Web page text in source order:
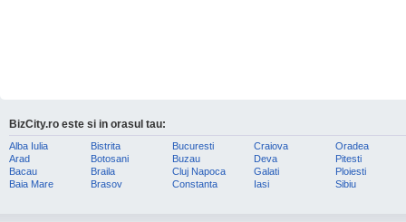
BizCity.ro este si in orasul tau:
Alba Iulia
Arad
Bacau
Baia Mare
Bistrita
Botosani
Braila
Brasov
Bucuresti
Buzau
Cluj Napoca
Constanta
Craiova
Deva
Galati
Iasi
Oradea
Pitesti
Ploiesti
Sibiu